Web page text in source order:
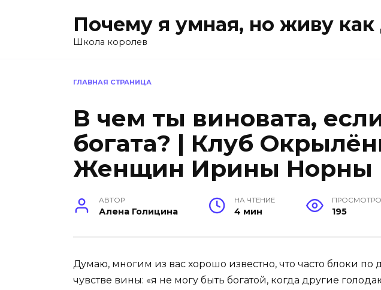
Почему я умная, но живу как
Школа королев
ГЛАВНАЯ СТРАНИЦА
В чем ты виновата,
богата? | Клуб
Женщин Ирины Норны
АВТОР
Алена Голицина
НА ЧТЕНИЕ
4 мин 195
Думаю, многим из вас хорошо известно, что часто блоки по
чувстве вины: «я не могу быть богатой, когда другие